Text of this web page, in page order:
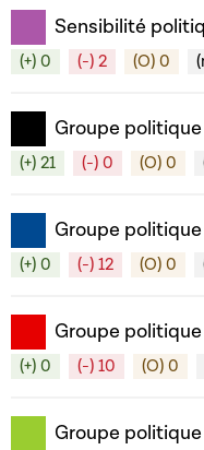
Sensibilité
(+) 0 (-) 2 (O) 0
Groupe
(+) 21 (-) 0 (O) 0
Groupe
(+) 0 (-) 12 (O) 0
Groupe
(+) 0 (-) 10 (O) 0
Groupe